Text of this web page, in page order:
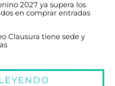
2027 ya supera los
en comprar entradas
Clausura tiene sede y